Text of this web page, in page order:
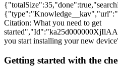
Citation: What you need to get
you start installing your new
Getting started with the